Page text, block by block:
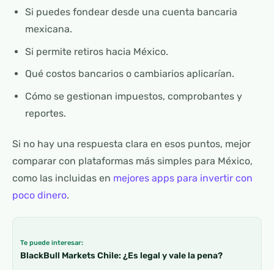
Si puedes fondear desde una cuenta bancaria
mexicana.
Si permite retiros hacia México.
Qué costos bancarios o cambiarios aplicarían.
Cómo se gestionan impuestos, comprobantes y
reportes.
Si no hay una respuesta clara en esos puntos, mejor
comparar con plataformas más simples para México,
como las incluidas en mejores apps para invertir con
poco dinero.
Te puede interesar:
BlackBull Markets Chile: ¿Es legal y vale la pena?